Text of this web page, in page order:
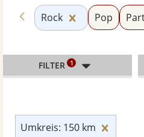
Zurück zu «Bands &
Rock Kategorie
Pop
Umkreis: 150 km
FILTER 1